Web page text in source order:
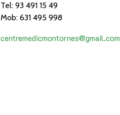
Tel: 93 491 15 49
Mob: 631 495 998
centremedicmontornes@gmail.com